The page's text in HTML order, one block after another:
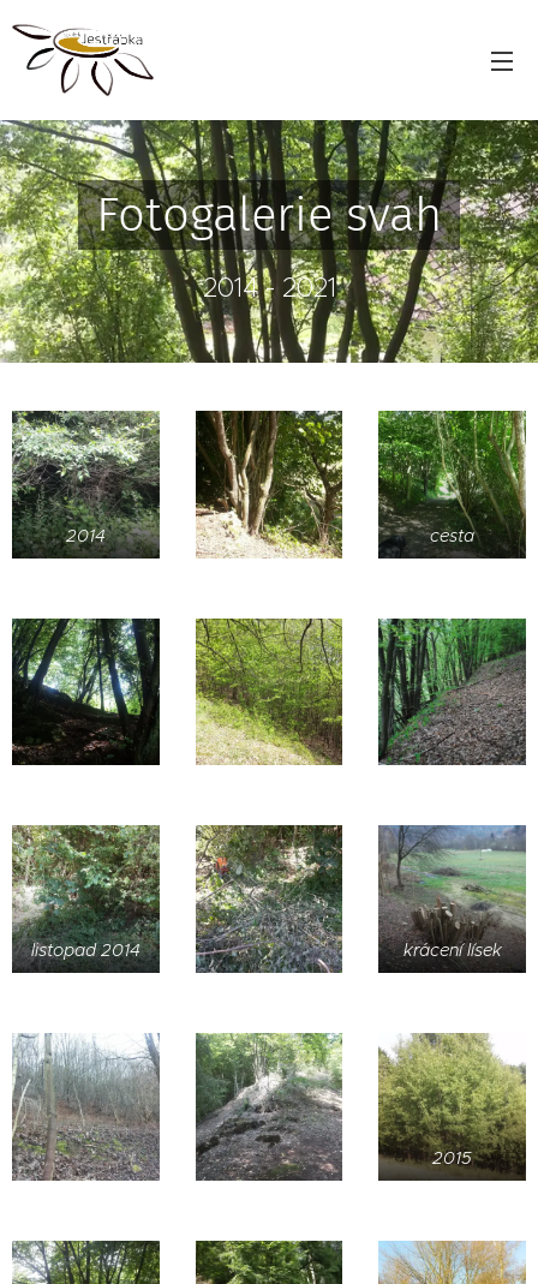
Fotogalerie svah
2014 - 2021
2014 cesta
listopad 2014 krácení lísek
2015